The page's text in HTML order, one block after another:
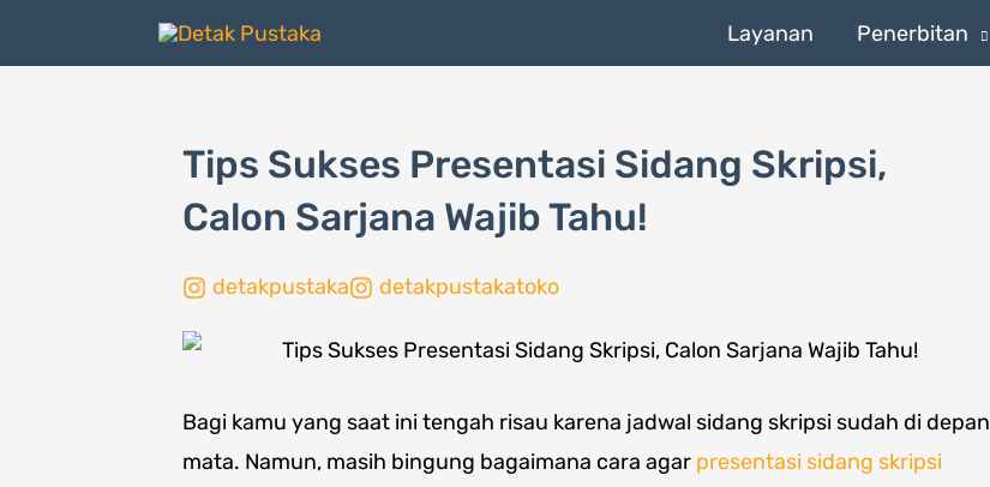
Layanan Penerbitan
Tips Sukses Presentasi Sidang Skripsi,
Calon Sarjana Wajib Tahu!
detakpustaka detakpustakatoko
Bagi kamu yang saat ini tengah risau karena jadwal sidang skripsi sudah di depan
mata. Namun, masih bingung bagaimana cara agar presentasi sidang skripsi